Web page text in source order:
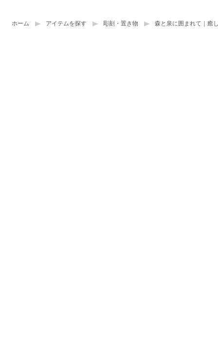
ホーム アイテムを探す 彫刻・置き物 森と泉に囲まれて｜癒